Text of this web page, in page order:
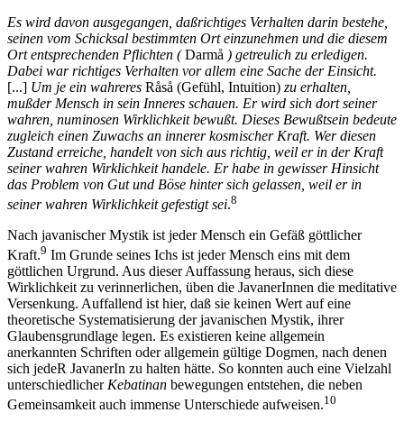
Es wird davon ausgegangen, daßrichtiges Verhalten darin bestehe,
seinen vom Schicksal bestimmten Ort einzunehmen und die diesem
Ort entsprechenden Pflichten (Darmå ) getreulich zu erledigen.
Dabei war richtiges Verhalten vor allem eine Sache der Einsicht.
[...] Um je ein wahreres Råså (Gefühl, Intuition) zu erhalten,
mußder Mensch in sein Inneres schauen. Er wird sich dort seiner
wahren, numinosen Wirklichkeit bewußt. Dieses Bewußtsein bedeute
zugleich einen Zuwachs an innerer kosmischer Kraft. Wer diesen
Zustand erreiche, handelt von sich aus richtig, weil er in der Kraft
seiner wahren Wirklichkeit handele. Er habe in gewisser Hinsicht
das Problem von Gut und Böse hinter sich gelassen, weil er in
seiner wahren Wirklichkeit gefestigt sei.8
Nach javanischer Mystik ist jeder Mensch ein Gefäß göttlicher
Kraft.9 Im Grunde seines Ichs ist jeder Mensch eins mit dem
göttlichen Urgrund. Aus dieser Auffassung heraus, sich diese
Wirklichkeit zu verinnerlichen, üben die JavanerInnen die meditative
Versenkung. Auffallend ist hier, daß sie keinen Wert auf eine
theoretische Systematisierung der javanischen Mystik, ihrer
Glaubensgrundlage legen. Es existieren keine allgemein
anerkannten Schriften oder allgemein gültige Dogmen, nach denen
sich jedeR JavanerIn zu halten hätte. So konnten auch eine Vielzahl
unterschiedlicherKebatinan bewegungen entstehen, die neben
Gemeinsamkeit auch immense Unterschiede aufweisen.10